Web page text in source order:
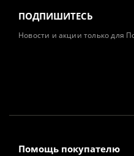
ПОДПИШИТЕСЬ
Новости и акции только для
Помощь покупателю